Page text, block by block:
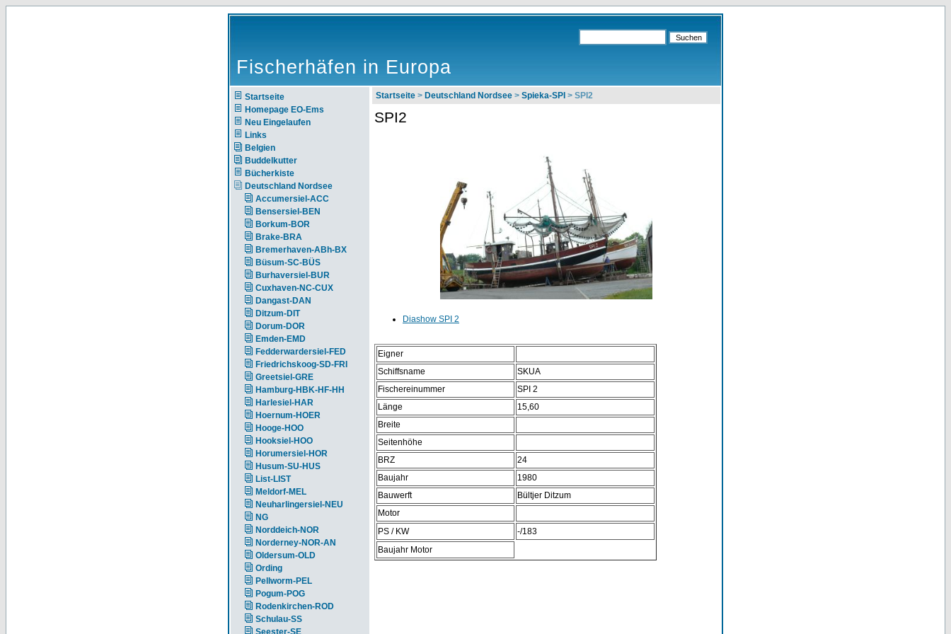
Fischerhäfen in Europa
Startseite
Homepage EO-Ems
Neu Eingelaufen
Links
Belgien
Buddelkutter
Bücherkiste
Deutschland Nordsee
Accumersiel-ACC
Bensersiel-BEN
Borkum-BOR
Brake-BRA
Bremerhaven-ABh-BX
Büsum-SC-BÜS
Burhaversiel-BUR
Cuxhaven-NC-CUX
Dangast-DAN
Ditzum-DIT
Dorum-DOR
Emden-EMD
Fedderwardersiel-FED
Friedrichskoog-SD-FRI
Greetsiel-GRE
Hamburg-HBK-HF-HH
Harlesiel-HAR
Hoernum-HOER
Hooge-HOO
Hooksiel-HOO
Horumersiel-HOR
Husum-SU-HUS
List-LIST
Meldorf-MEL
Neuharlingersiel-NEU
NG
Norddeich-NOR
Norderney-NOR-AN
Oldersum-OLD
Ording
Pellworm-PEL
Pogum-POG
Rodenkirchen-ROD
Schulau-SS
Seester-SE
Startseite > Deutschland Nordsee > Spieka-SPI > SPI2
SPI2
Diashow SPI 2
Eigner
Schiffsname
SKUA
Fischereinummer
SPI 2
Länge
15,60
Breite
Seitenhöhe
BRZ
24
Baujahr
1980
Bauwerft
Bültjer Ditzum
Motor
PS / KW
-/183
Baujahr Motor